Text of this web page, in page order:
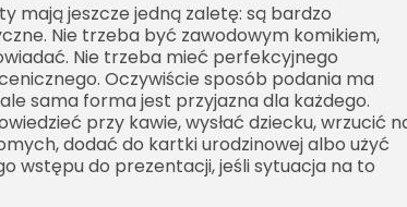
mają jeszcze jedną zaletę: są bardzo
Nie trzeba być zawodowym komikiem,
Nie trzeba mieć perfekcyjnego
Oczywiście sposób podania ma
sama forma jest przyjazna dla każdego.
przy kawie, wysłać dziecku, wrzucić
dodać do kartki urodzinowej albo użyć
wstępu do prezentacji, jeśli sytuacja na to